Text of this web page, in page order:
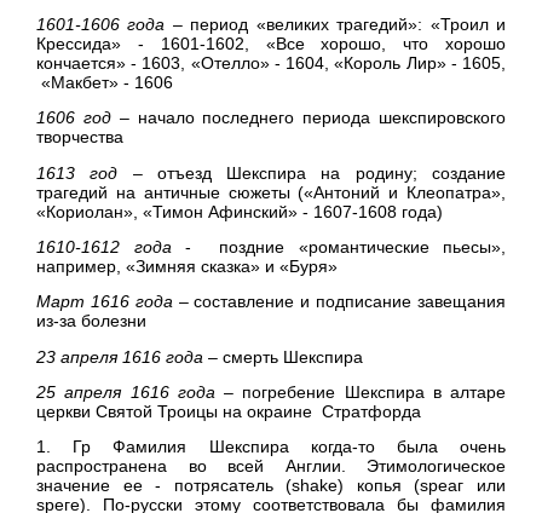
1601-1606 года – период «великих трагедий»: «Троил и
Крессида» - 1601-1602, «Все хорошо, что хорошо
кончается» - 1603, «Отелло» - 1604, «Король Лир» - 1605,
«Макбет» - 1606
1606 год– начало последнего периода шекспировского
творчества
1613 год – отъезд Шекспира на родину; создание
трагедий на античные сюжеты («Антоний и Клеопатра»,
«Кориолан», «Тимон Афинский» - 1607-1608 года)
1610-1612 года - поздние «романтические пьесы»,
например, «Зимняя сказка» и «Буря»
Март 1616 года– составление и подписание завещания
из-за болезни
23 апреля 1616 года – смерть Шекспира
25 апреля 1616 года – погребение Шекспира в алтаре
церкви Святой Троицы на окраине Стратфорда
1. Гр Фамилия Шекспира когда-то была очень
распространена во всей Англии. Этимологическое
значение ее - потрясатель (shake) копья (sреаг или
sреге). По-русски этому соответствовала бы фамилия